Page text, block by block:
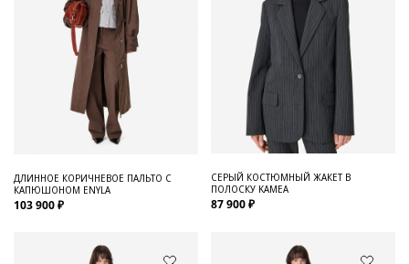
ДЛИННОЕ КОРИЧНЕВОЕ ПАЛЬТО С
КАПЮШОНОМ ENYLA
103 900 ₽
СЕРЫЙ КОСТЮМНЫЙ ЖАКЕТ В
ПОЛОСКУ KAMEA
87 900 ₽